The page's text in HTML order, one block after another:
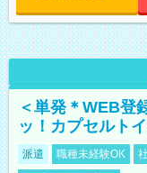
＜単発＊WEB登
ッ！カプセルト
派遣 職種未経験OK